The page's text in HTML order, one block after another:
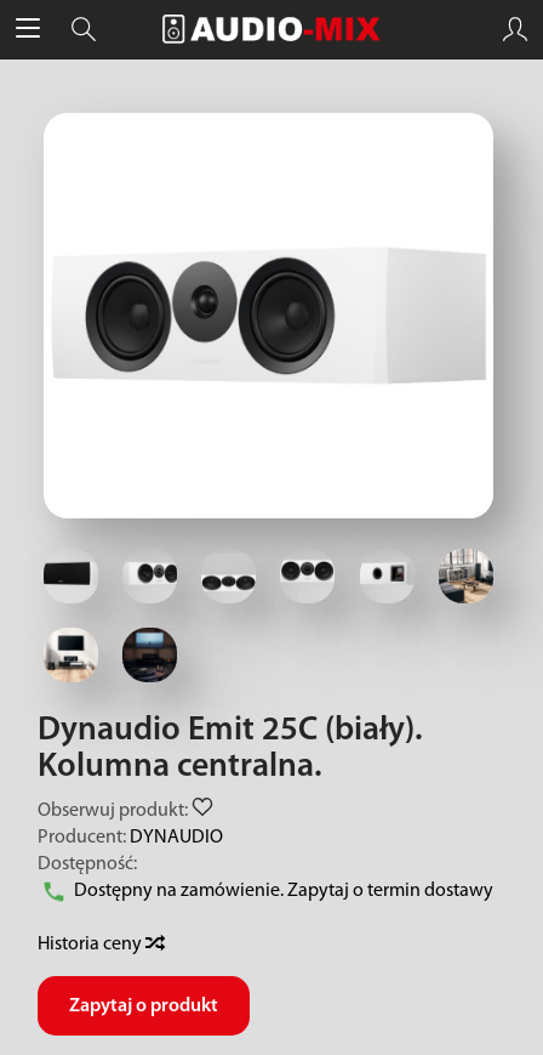
Dynaudio Emit 25C (biały).
Kolumna centralna.
Obserwuj produkt:
Producent: DYNAUDIO
Dostępność:
Dostępny na zamówienie. Zapytaj o termin dostawy
Historia ceny
Zapytaj o produkt